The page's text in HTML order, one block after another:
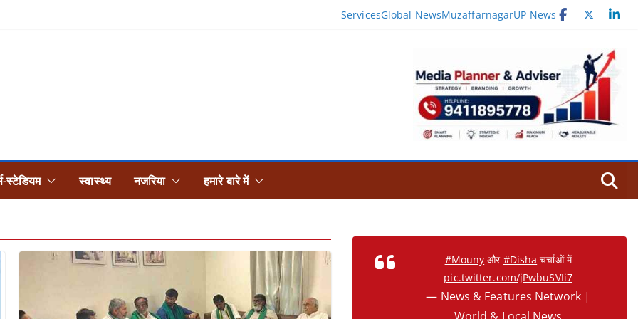
ServicesGlobal NewsMuzaffarnagarUP News
स्टेडियम स्वास्थ्य नजरिया हमारे बारे में
#Mouny और #Disha चर्चाओं में
pic.twitter.com/jPwbuSVIi7
— News & Features Network |